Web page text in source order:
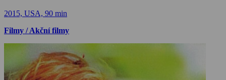
2015, USA, 90 min
Filmy / Akční filmy